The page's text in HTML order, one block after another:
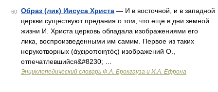
60 Образ (лик) Иисуса Христа — И в восточной, и в западной
церкви существуют предания о том, что еще в дни земной
жизни И. Христа церковь обладала изображениями его
лика, воспроизведенными им самим. Первое из таких
нерукотворных (άχειροποιητός) изображений О.,
отпечатлевшийся&#8230; …
Энциклопедический словарь Ф.А. Брокгауза и И.А. Ефрона